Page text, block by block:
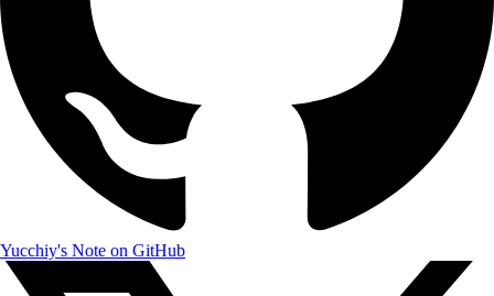
Yucchiy's Note on GitHub